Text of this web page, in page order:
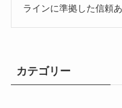
ラインに準拠した信頼
カテゴリー